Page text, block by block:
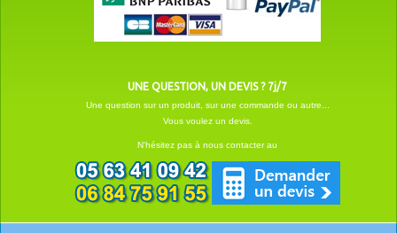
UNE QUESTION, UN DEVIS ? 7j/7
Une question sur un produit, sur une commande ou autre...
Vous voulez un devis.
N'hésitez pas à nous contacter au